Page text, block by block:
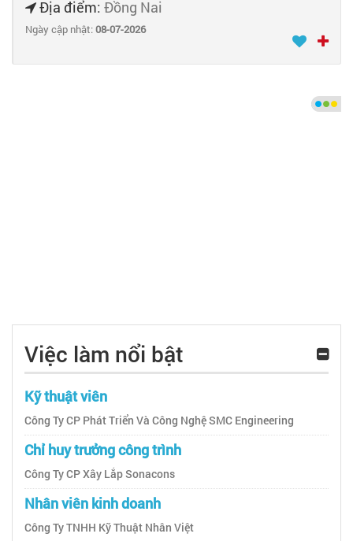
Địa điểm: Đồng Nai
Ngày cập nhật:08-07-2026
Việc làm nổi bật
Kỹ thuật viên
Công Ty CP Phát Triển Và Công Nghệ SMC Engineering
Chỉ huy trưởng công trình
Công Ty CP Xây Lắp Sonacons
Nhân viên kinh doanh
Công Ty TNHH Kỹ Thuật Nhân Việt